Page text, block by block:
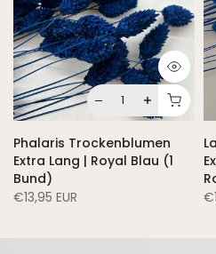
Phalaris Trockenblumen
Extra Lang | Royal Blau (1
Bund)
€13,95 EUR